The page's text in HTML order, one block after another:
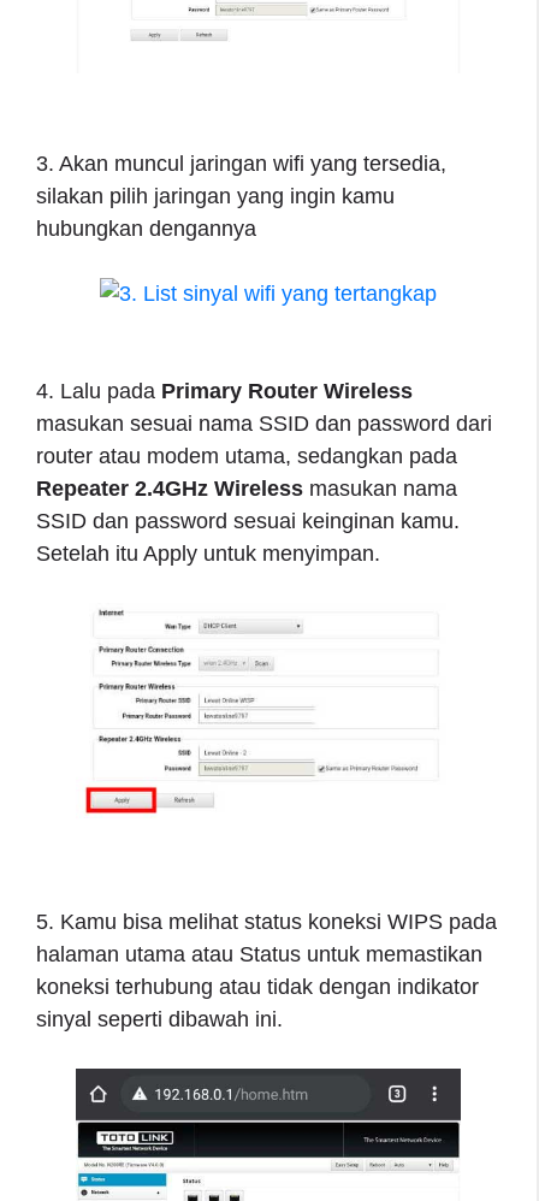
3. Akan muncul jaringan wifi yang tersedia,
silakan pilih jaringan yang ingin kamu
hubungkan dengannya
4. Lalu pada Primary Router Wireless
masukan sesuai nama SSID dan password dari
router atau modem utama, sedangkan pada
Repeater 2.4GHz Wireless masukan nama
SSID dan password sesuai keinginan kamu.
Setelah itu Apply untuk menyimpan.
5. Kamu bisa melihat status koneksi WIPS pada
halaman utama atau Status untuk memastikan
koneksi terhubung atau tidak dengan indikator
sinyal seperti dibawah ini.